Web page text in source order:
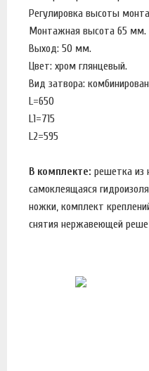
Регулировка высоты
Монтажная высота 65 мм.
Выход: 50 мм.
Цвет: хром глянцевый.
Вид затвора:
L=650
L1=715
L2=595
В комплекте: решетка из
самоклеящаяся
ножки, комплект
снятия нержавеющей